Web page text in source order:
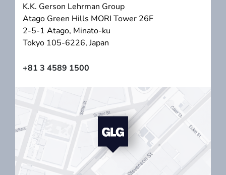
K.K. Gerson Lehrman Group
Atago Green Hills MORI Tower 26F
2-5-1 Atago, Minato-ku
Tokyo 105-6226, Japan
+81 3 4589 1500